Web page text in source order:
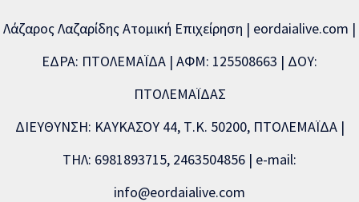
Λάζαρος Λαζαρίδης Ατομική Επιχείρηση | eordaialive.com |
ΕΔΡΑ: ΠΤΟΛΕΜΑΪΔΑ | ΑΦΜ: 125508663 | ΔΟΥ:
ΠΤΟΛΕΜΑΪΔΑΣ
ΔΙΕΥΘΥΝΣΗ: ΚΑΥΚΑΣΟΥ 44, Τ.Κ. 50200, ΠΤΟΛΕΜΑΪΔΑ |
ΤΗΛ: 6981893715, 2463504856 | e-mail:
info@eordaialive.com